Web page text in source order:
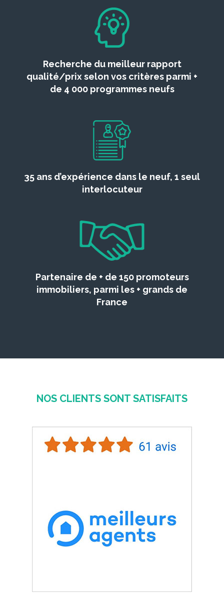
Recherche du meilleur rapport
qualité/prix selon vos critères parmi +
de 4 000 programmes neufs
35 ans d’expérience dans le neuf, 1 seul
interlocuteur
Partenaire de + de 150 promoteurs
immobiliers, parmi les + grands de
France
NOS CLIENTS SONT SATISFAITS